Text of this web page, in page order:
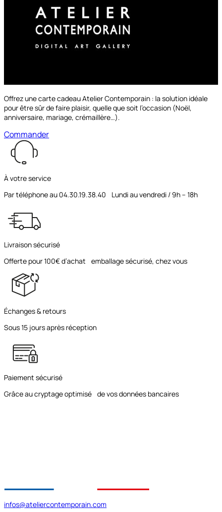
Offrez une carte cadeau Atelier Contemporain : la solution idéale
pour être sûr de faire plaisir, quelle que soit l’occasion (Noël,
anniversaire, mariage, crémaillère…).
Commander
À votre service
Par téléphone au 04.30.19.38.40 Lundi au vendredi / 9h – 18h
Livraison sécurisé
Offerte pour 100€ d’achat emballage sécurisé, chez vous
Échanges & retours
Sous 15 jours après réception
Paiement sécurisé
Grâce au cryptage optimisé de vos données bancaires
infos@ateliercontemporain.com